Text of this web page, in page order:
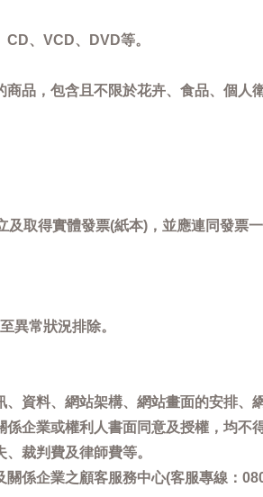
、VCD、DVD等。
品，包含且不限於花卉、食品、個人
取得實體發票(紙本)，並應連同發票
異常狀況排除。
資料、網站架構、網站畫面的安排、
企業或權利人書面同意及授權，均不
裁判費及律師費等。
係企業之顧客服務中心(客服專線：